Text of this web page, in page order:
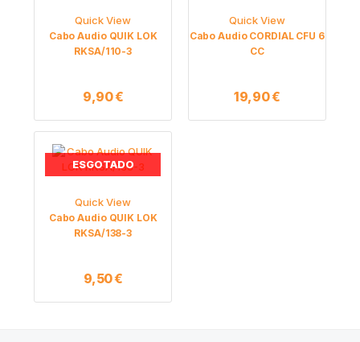
Quick View
Cabo Audio QUIK LOK
RKSA/110-3
9,90€
Quick View
Cabo Audio CORDIAL CFU 6
CC
19,90€
ESGOTADO
Quick View
Cabo Audio QUIK LOK
RKSA/138-3
9,50€